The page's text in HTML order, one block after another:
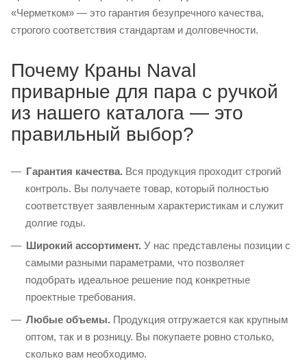
«Черметком» — это гарантия безупречного качества,
строгого соответствия стандартам и долговечности.
Почему Краны Naval
приварные для пара с ручкой
из нашего каталога — это
правильный выбор?
Гарантия качества. Вся продукция проходит строгий
контроль. Вы получаете товар, который полностью
соответствует заявленным характеристикам и служит
долгие годы.
Широкий ассортимент. У нас представлены позиции с
самыми разными параметрами, что позволяет
подобрать идеальное решение под конкретные
проектные требования.
Любые объемы. Продукция отгружается как крупным
оптом, так и в розницу. Вы покупаете ровно столько,
сколько вам необходимо.